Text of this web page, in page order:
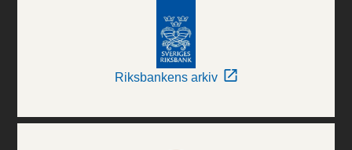
Riksbankens arkiv